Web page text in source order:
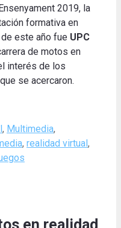
2019, la
formativa en
este año fue UPC
de motos en
interés de los
se acercaron.
, Multimedia,
, realidad virtual,